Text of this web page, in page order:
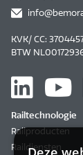
KVK/ CC:
BTW
Railtechnologie
Railproducten
Raildiensten